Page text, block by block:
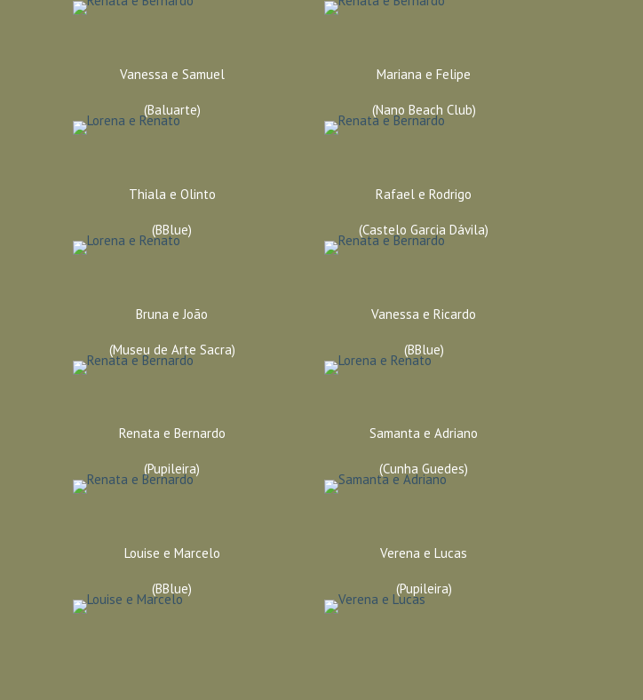
Vanessa e Samuel
(Baluarte)
Mariana e Felipe
(Nano Beach Club)
Thiala e Olinto
(BBlue)
Rafael e Rodrigo
(Castelo Garcia Dávila)
Bruna e João
(Museu de Arte Sacra)
Vanessa e Ricardo
(BBlue)
Renata e Bernardo
(Pupileira)
Samanta e Adriano
(Cunha Guedes)
Louise e Marcelo
(BBlue)
Verena e Lucas
(Pupileira)